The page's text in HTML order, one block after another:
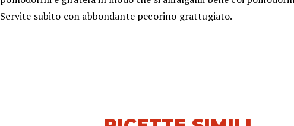
Servite subito con abbondante pecorino grattugiato.